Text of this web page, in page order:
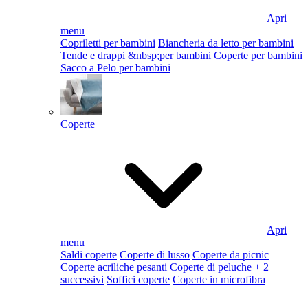
Apri
menu
Copriletti per bambini Biancheria da letto per bambini
Tende e drappi &nbsp;per bambini Coperte per bambini
Sacco a Pelo per bambini
Coperte
Apri
menu
Saldi coperte Coperte di lusso Coperte da picnic
Coperte acriliche pesanti Coperte di peluche + 2
successivi Soffici coperte Coperte in microfibra